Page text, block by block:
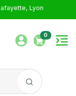
Lyon
0